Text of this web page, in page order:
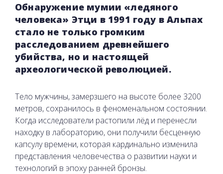
Обнаружение мумии «ледяного
человека» Этци в 1991 году в Альпах
стало не только громким
расследованием древнейшего
убийства, но и настоящей
археологической революцией.
Тело мужчины, замерзшего на высоте более 3200
метров, сохранилось в феноменальном состоянии.
Когда исследователи растопили лёд и перенесли
находку в лабораторию, они получили бесценную
капсулу времени, которая кардинально изменила
представления человечества о развитии науки и
технологий в эпоху ранней бронзы.